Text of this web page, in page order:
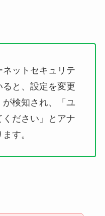
ットセキュリテ
ると、設定を変更
が検知され、「ユ
ださい」とアナ
す。